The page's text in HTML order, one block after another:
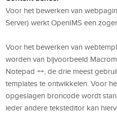
Voor het bewerken van
Server) werkt OpenIMS een
Voor het bewerken van
worden van bijvoorbeeld
Notepad ++, de drie meest
templates te ontwikkelen. Voor
opgeslagen broncode wordt
ieder andere teksteditor kan